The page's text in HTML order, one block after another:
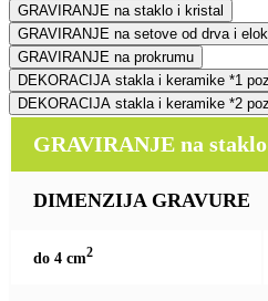
GRAVIRANJE na staklo i kristal
GRAVIRANJE na setove od drva i
GRAVIRANJE na prokrumu
DEKORACIJA stakla i keramike *1
DEKORACIJA stakla i keramike *2
GRAVIRANJE na
DIMENZIJA GRAVURE
do 4 cm2